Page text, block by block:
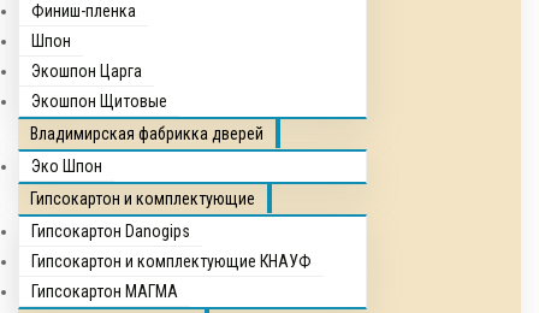
Финиш-пленка
Шпон
Экошпон Царга
Экошпон Щитовые
Владимирская фабрикка дверей
Эко Шпон
Гипсокартон и комплектующие
Гипсокартон Danogips
Гипсокартон и комплектующие КНАУФ
Гипсокартон МАГМА